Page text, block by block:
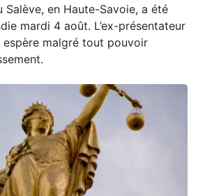
en Haute-Savoie, a été
mardi 4 août. L’ex-présentateur
espère malgré tout pouvoir